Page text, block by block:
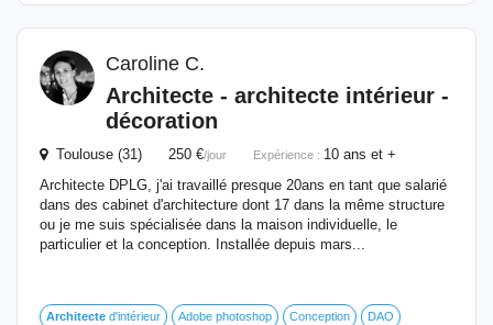
Caroline C.
Architecte - architecte intérieur -
décoration
Toulouse (31) 250 €/jour Expérience : 10 ans et +
Architecte DPLG, j'ai travaillé presque 20ans en tant que salarié
dans des cabinet d'architecture dont 17 dans la même structure
ou je me suis spécialisée dans la maison individuelle, le
particulier et la conception. Installée depuis mars...
Architecte d'intérieur Adobe photoshop Conception DAO